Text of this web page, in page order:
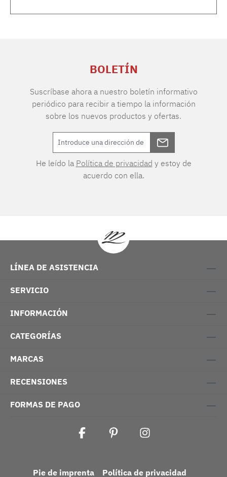
BOLETÍN
Suscríbase ahora a nuestro boletín informativo
periódico para recibir a tiempo la información
sobre los nuevos productos y ofertas.
He leído la Política de privacidad y estoy de
acuerdo con ella.
LÍNEA DE ASISTENCIA
SERVICIO
INFORMACIÓN
CATEGORÍAS
MARCAS
RECENSIONES
FORMAS DE PAGO
Pie de imprenta Política de privacidad